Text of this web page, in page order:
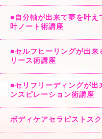
■自分軸が出来て夢を叶
叶ノート術講座
■セルフヒーリングが出来
リース術講座
■セリフリーディングが出
ンスピレーション術講座
ボディケアセラピストス